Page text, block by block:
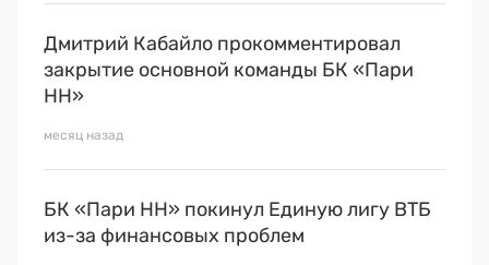
Дмитрий Кабайло прокомментировал
закрытие основной команды БК «Пари
НН»
месяц назад
БК «Пари НН» покинул Единую лигу ВТБ
из-за финансовых проблем